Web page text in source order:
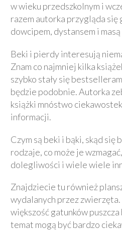
w wieku przedszkolnym i
razem autorka przygląda się
dowcipem, dystansem i
Beki i pierdy interesują
Znam co najmniej kilka
szybko stały się
będzie podobnie. Autorka
książki mnóstwo
informacji.
Czym są beki i bąki, skąd się
rodzaje, co może je
dolegliwości i wiele wiele
Znajdziecie tu również
wydalanych przez zwierzęta.
większość gatunków
temat mogą być bardzo